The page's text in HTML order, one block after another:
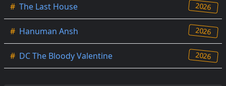
# The Last House 2026
# Hanuman Ansh 2026
# DC The Bloody Valentine 2026